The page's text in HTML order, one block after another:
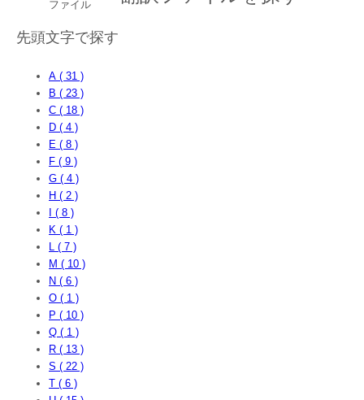
先頭文字で探す
A ( 31 )
B ( 23 )
C ( 18 )
D ( 4 )
E ( 8 )
F ( 9 )
G ( 4 )
H ( 2 )
I ( 8 )
K ( 1 )
L ( 7 )
M ( 10 )
N ( 6 )
O ( 1 )
P ( 10 )
Q ( 1 )
R ( 13 )
S ( 22 )
T ( 6 )